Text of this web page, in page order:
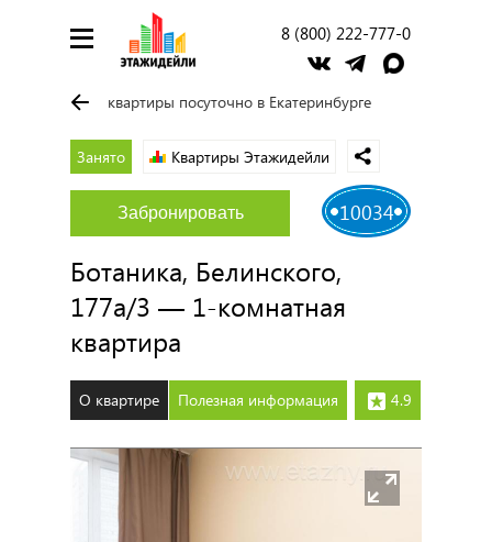
8 (800) 222-777-0
квартиры посуточно в Екатеринбурге
Занято Квартиры Этажидейли
10034
Забронировать
Ботаника, Белинского,
177а/3 — 1-комнатная
квартира
О квартире Полезная информация 4.9